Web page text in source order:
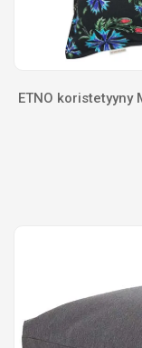
ETNO koristetyyny